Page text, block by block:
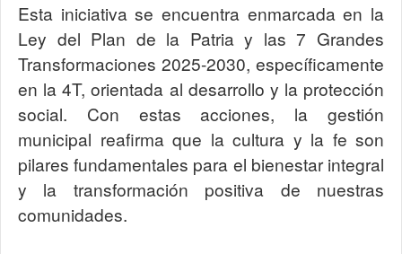
Esta iniciativa se encuentra enmarcada en la
Ley del Plan de la Patria y las 7 Grandes
Transformaciones 2025-2030, específicamente
en la 4T, orientada al desarrollo y la protección
social. Con estas acciones, la gestión
municipal reafirma que la cultura y la fe son
pilares fundamentales para el bienestar integral
y la transformación positiva de nuestras
comunidades.